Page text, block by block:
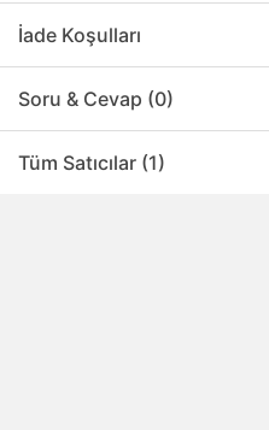
İade Koşulları
Soru & Cevap (0)
Tüm Satıcılar (1)